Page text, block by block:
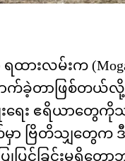
လမ်းက
ာက်ခဲ့တာဖြစ်တ
ျိုးရေး ဧရိယာတွေ
မှာ ဗြိတိသျှတွေက
ပြင်ခြင်းမရှိတ